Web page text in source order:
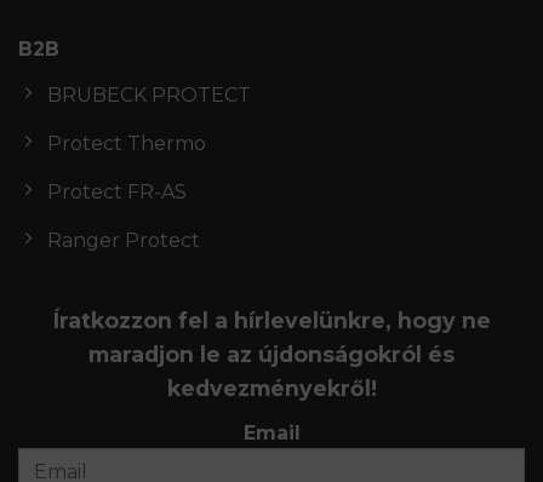
B2B
BRUBECK PROTECT
Protect Thermo
Protect FR-AS
Ranger Protect
Íratkozzon fel a hírlevelünkre, hogy ne
maradjon le az újdonságokról és
kedvezményekről!
Email